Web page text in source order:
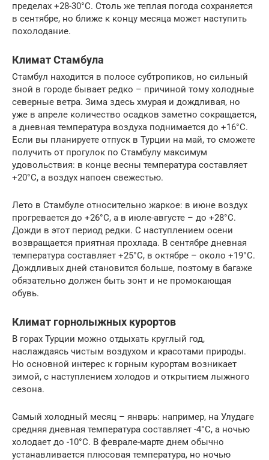
пределах +28-30°С. Столь же теплая погода сохраняется
в сентябре, но ближе к концу месяца может наступить
похолодание.
Климат Стамбула
Стамбул находится в полосе субтропиков, но сильный
зной в городе бывает редко – причиной тому холодные
северные ветра. Зима здесь хмурая и дождливая, но
уже в апреле количество осадков заметно сокращается,
а дневная температура воздуха поднимается до +16°С.
Если вы планируете отпуск в Турции на май, то сможете
получить от прогулок по Стамбулу максимум
удовольствия: в конце весны температура составляет
+20°С, а воздух напоен свежестью.
Лето в Стамбуле относительно жаркое: в июне воздух
прогревается до +26°С, а в июле-августе – до +28°С.
Дожди в этот период редки. С наступлением осени
возвращается приятная прохлада. В сентябре дневная
температура составляет +25°С, в октябре – около +19°С.
Дождливых дней становится больше, поэтому в багаже
обязательно должен быть зонт и не промокающая
обувь.
Климат горнолыжных курортов
В горах Турции можно отдыхать круглый год,
наслаждаясь чистым воздухом и красотами природы.
Но основной интерес к горным курортам возникает
зимой, с наступлением холодов и открытием лыжного
сезона.
Самый холодный месяц – январь: например, на Улудаге
средняя дневная температура составляет -4°С, а ночью
холодает до -10°С. В феврале-марте днем обычно
устанавливается плюсовая температура, но ночью